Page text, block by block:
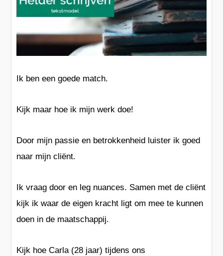
Ik ben een goede match.
Kijk maar hoe ik mijn werk doe!
Door mijn passie en betrokkenheid luister ik goed
naar mijn cliënt.
Ik vraag door en leg nuances. Samen met de cliënt
kijk ik waarde eigen kracht ligt om mee te kunnen
doen in de maatschappij.
Kijk hoe Carla (28 jaar) tijdens ons